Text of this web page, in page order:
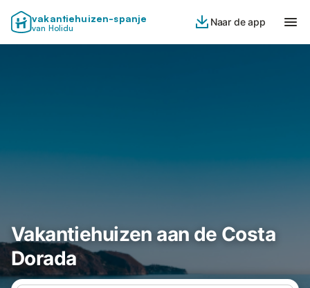
vakantiehuizen-spanje
van Holidu
Naar de app
Vakantiehuizen aan de Costa
Dorada